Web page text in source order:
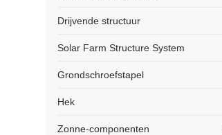
Drijvende structuur
Solar Farm Structure System
Grondschroefstapel
Hek
Zonne-componenten